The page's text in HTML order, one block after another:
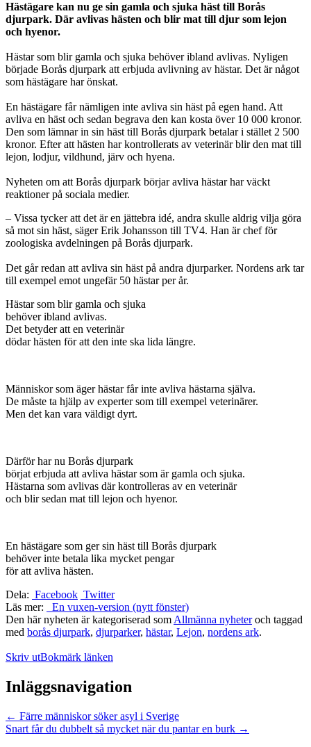
Hästägare kan nu ge sin gamla och sjuka häst till Borås
djurpark. Där avlivas hästen och blir mat till djur som lejon
och hyenor.
Hästar som blir gamla och sjuka behöver ibland avlivas. Nyligen
började Borås djurpark att erbjuda avlivning av hästar. Det är något
som hästägare har önskat.
En hästägare får nämligen inte avliva sin häst på egen hand. Att
avliva en häst och sedan begrava den kan kosta över 10 000 kronor.
Den som lämnar in sin häst till Borås djurpark betalar i stället 2 500
kronor. Efter att hästen har kontrollerats av veterinär blir den mat till
lejon, lodjur, vildhund, järv och hyena.
Nyheten om att Borås djurpark börjar avliva hästar har väckt
reaktioner på sociala medier.
– Vissa tycker att det är en jättebra idé, andra skulle aldrig vilja göra
så mot sin häst, säger Erik Johansson till TV4. Han är chef för
zoologiska avdelningen på Borås djurpark.
Det går redan att avliva sin häst på andra djurparker. Nordens ark tar
till exempel emot ungefär 50 hästar per år.
Hästar som blir gamla och sjuka
behöver ibland avlivas.
Det betyder att en veterinär
dödar hästen för att den inte ska lida längre.
Människor som äger hästar får inte avliva hästarna själva.
De måste ta hjälp av experter som till exempel veterinärer.
Men det kan vara väldigt dyrt.
Därför har nu Borås djurpark
börjat erbjuda att avliva hästar som är gamla och sjuka.
Hästarna som avlivas där kontrolleras av en veterinär
och blir sedan mat till lejon och hyenor.
En hästägare som ger sin häst till Borås djurpark
behöver inte betala lika mycket pengar
för att avliva hästen.
Dela: Facebook Twitter
Läs mer:
En vuxen-version (nytt fönster)
Den här nyheten är kategoriserad som Allmänna nyheteroch taggad
med borås djurpark, djurparker, hästar, Lejon, nordens ark.
Skriv utBokmärk länken
Inläggsnavigation
← Färre människor söker asyl i Sverige
Snart får du dubbelt så mycket när du pantar en burk →